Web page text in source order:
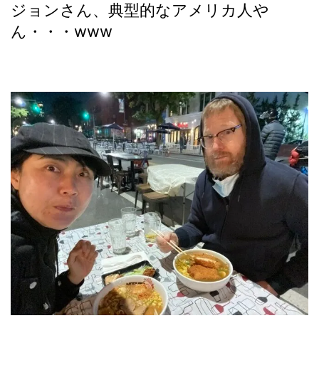
ジョンさん、典型的なアメリカ人や
ん・・・www